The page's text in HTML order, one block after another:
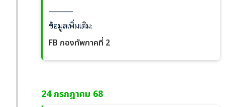
ข้อมูลเพิ่มเติม:
FB กองทัพภาคที่ 2
24 กรกฎาคม 68